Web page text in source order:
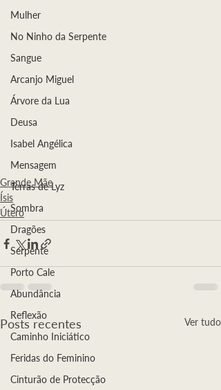
Mulher
No Ninho da Serpente
Sangue
Arcanjo Miguel
Árvore da Lua
Deusa
Isabel Angélica
Mensagem
Terras de Lyz
Sombra
Dragões
Serpente
Porto Cale
Abundância
Reflexão
Caminho Iniciático
Feridas do Feminino
Cinturão de Protecção
Grande Mãe
Ísis
Útero
Posts recentes Ver tudo